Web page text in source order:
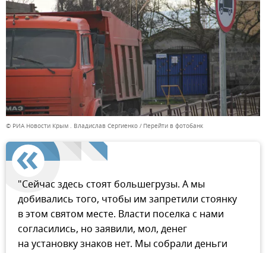
© РИА Новости Крым . Владислав Сергиенко Перейти в фотобанк
"Сейчас здесь стоят большегрузы. А мы
добивались того, чтобы им запретили стоянку
в этом святом месте. Власти поселка с нами
согласились, но заявили, мол, денег
на установку знаков нет. Мы собрали деньги